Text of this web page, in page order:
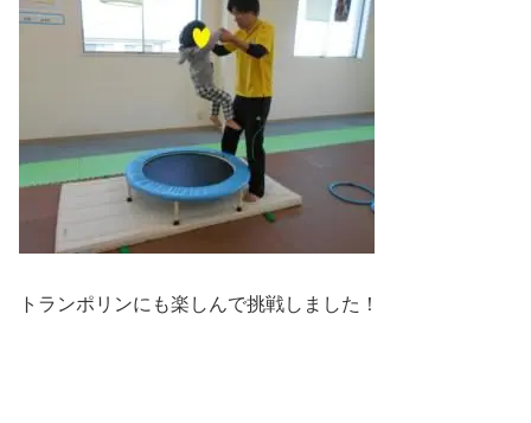
トランポリンにも楽しんで挑戦しました！